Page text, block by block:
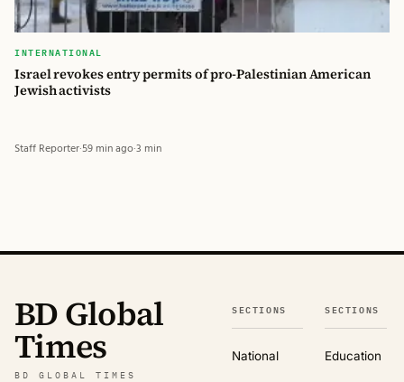
INTERNATIONAL
Israel revokes entry permits of pro-Palestinian American
Jewish activists
Staff Reporter·59 min ago·3 min
BD Global
Times
BD GLOBAL TIMES
SECTIONS
National
SECTIONS
Education